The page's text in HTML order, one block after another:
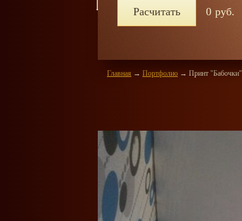
Расчитать 0 руб.
замер и консультация
Главная → Портфолио → Принт "Бабочки"